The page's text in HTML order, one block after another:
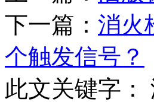
下一篇： 消火
个触发信号？
此文关键字：